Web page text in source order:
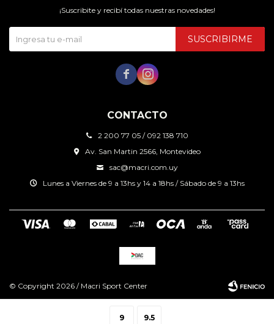
9 9.5
CONTACTO
2 200 77 05 / 092 138 710
Av. San Martin 2566, Montevideo
sac@macri.com.uy
Lunes a Viernes de 9 a 13hs y 14 a 18hs / Sábado de 9 a 13hs
¡Suscribite y recibí todas nuestras novedades!
SUSCRIBIRME
 
© Copyright 2026 / Macri Sport Center